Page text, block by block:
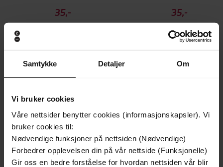
Samtykke Detaljer Om
Vi bruker cookies
Våre nettsider benytter cookies (informasjonskapsler). Vi
bruker cookies til:
Nødvendige funksjoner på nettsiden (Nødvendige)
Forbedrer opplevelsen din på vår nettside (Funksjonelle)
Gir oss en bedre forståelse for hvordan nettsiden vår blir
35,-
Deeper than the Darkness
EBOK
35,-
Artifact
Gregory Benford
EBOK
Andre har også kjøpt
Premium
Vinner av Rivertonprisen
Første gang på tilbud